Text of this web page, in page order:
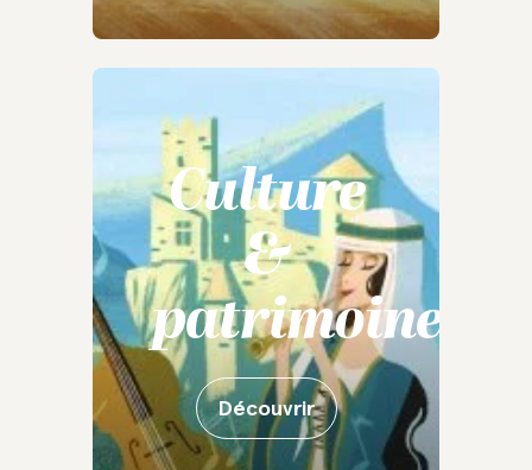
Culture
&
patrimoine
Découvrir